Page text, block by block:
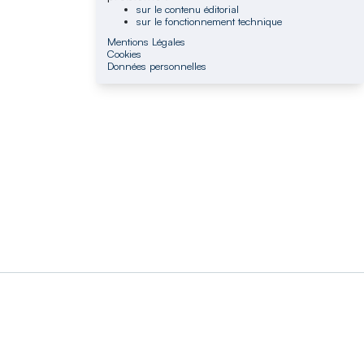
sur le contenu éditorial
sur le fonctionnement technique
Mentions Légales
Cookies
Données personnelles